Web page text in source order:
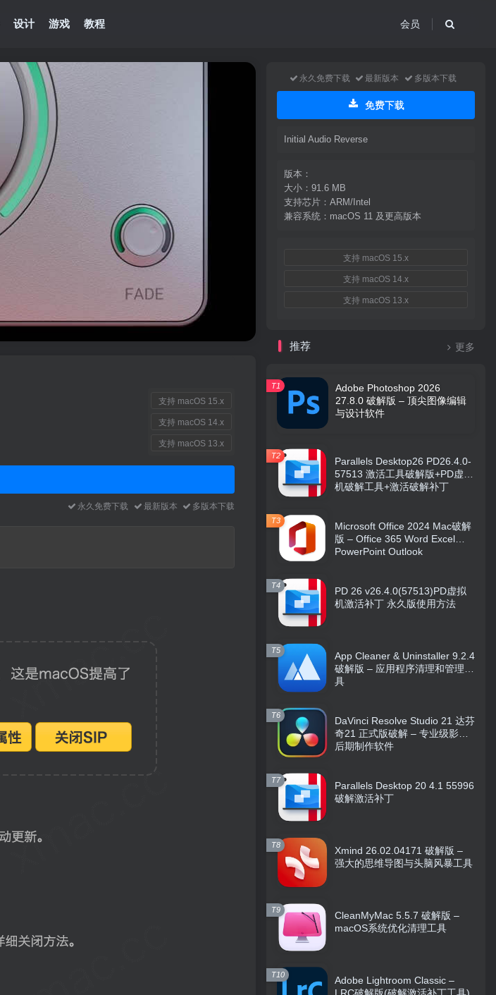
设计 游戏 教程 会员
永久免费下载 最新版本 多版本下载
支持 macOS 15.x
支持 macOS 14.x
支持 macOS 13.x
永久免费下载 最新版本 多版本下载
免费下载
Initial Audio Reverse
版本：
大小：91.6 MB
支持芯片：ARM/Intel
兼容系统：macOS 11 及更高版本
支持 macOS 15.x
支持 macOS 14.x
支持 macOS 13.x
推荐 更多
Adobe Photoshop 2026
27.8.0 破解版 – 顶尖图像编辑
与设计软件
T1
Parallels Desktop26 PD26.4.0-
57513 激活工具破解版+PD虚拟
机破解工具+激活破解补丁
T2
Microsoft Office 2024 Mac破解
版 – Office 365 Word Excel
PowerPoint Outlook
T3
PD 26 v26.4.0(57513)PD虚拟
机激活补丁 永久版使用方法
T4
App Cleaner & Uninstaller 9.2.4
破解版 – 应用程序清理和管理工
具
T5
DaVinci Resolve Studio 21 达芬
奇21 正式版破解 – 专业级影视
后期制作软件
T6
Parallels Desktop 20 4.1 55996
破解激活补丁
T7
Xmind 26.02.04171 破解版 –
强大的思维导图与头脑风暴工具
T8
CleanMyMac 5.5.7 破解版 –
macOS系统优化清理工具
T9
Adobe Lightroom Classic –
T10